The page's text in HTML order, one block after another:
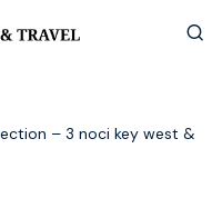
– 3 noci key west &